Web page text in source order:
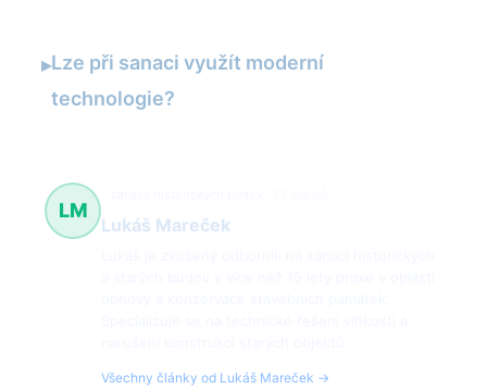
▸Lze při sanaci využít moderní
technologie?
LM
Lukáš Mareček
Všechny články od Lukáš Mareček →